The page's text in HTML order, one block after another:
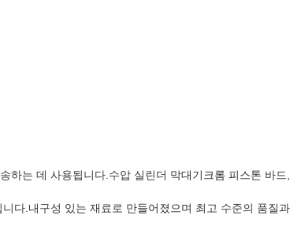
는 데 사용됩니다.수압 실린더 막대기크롬 피스톤 바드
다.내구성 있는 재료로 만들어졌으며 최고 수준의 품질